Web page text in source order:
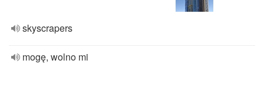
skyscrapers
mogę, wolno mi